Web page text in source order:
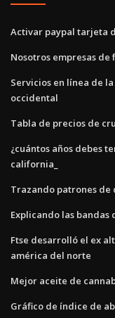
Activar paypal tarjeta
Nosotros empresas
Servicios en línea de
occidental
Tabla de precios de
¿cuántos años debes
california_
Trazando patrones de
Explicando las
Ftse desarrolló el ex
américa del norte
Mejor aceite de
Gráfico de índice de